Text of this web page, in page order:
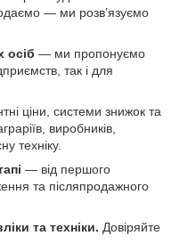
— ми розв’язуємо
осіб — ми пропонуємо
так і для
ціни, системи знижок та
виробників,
техніку.
— від першого
та післяпродажного
та техніки. Довіряйте